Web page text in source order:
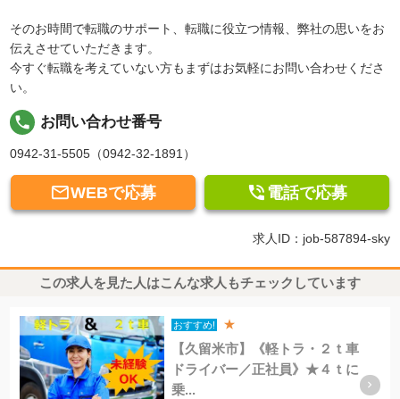
そのお時間で転職のサポート、転職に役立つ情報、弊社の思いをお
伝えさせていただきます。
今すぐ転職を考えていない方もまずはお気軽にお問い合わせくださ
い。
local_phone お問い合わせ番号
0942-31-5505（0942-32-1891）
WEBで応募  電話で応募
求人ID：job-587894-sky
この求人を見た人はこんな求人もチェックしています
おすすめ! ★
【久留米市】《軽トラ・２ｔ車
ドライバー／正社員》★４ｔに
乗...